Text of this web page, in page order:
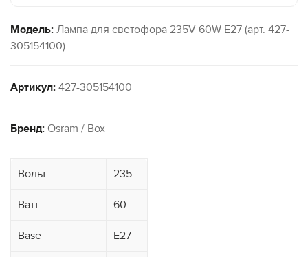
Модель: Лампа для светофора 235V 60W E27 (арт. 427-
305154100)
Артикул: 427-305154100
Бренд: Osram / Box
Вольт 235
Ватт 60
Base E27